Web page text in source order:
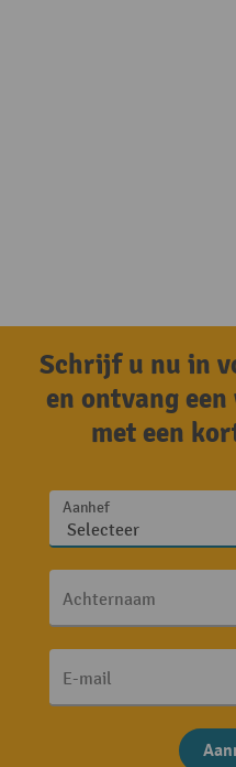
Schrijf u nu in
en ontvang
met een
Aanhef
Achternaam
E-mail